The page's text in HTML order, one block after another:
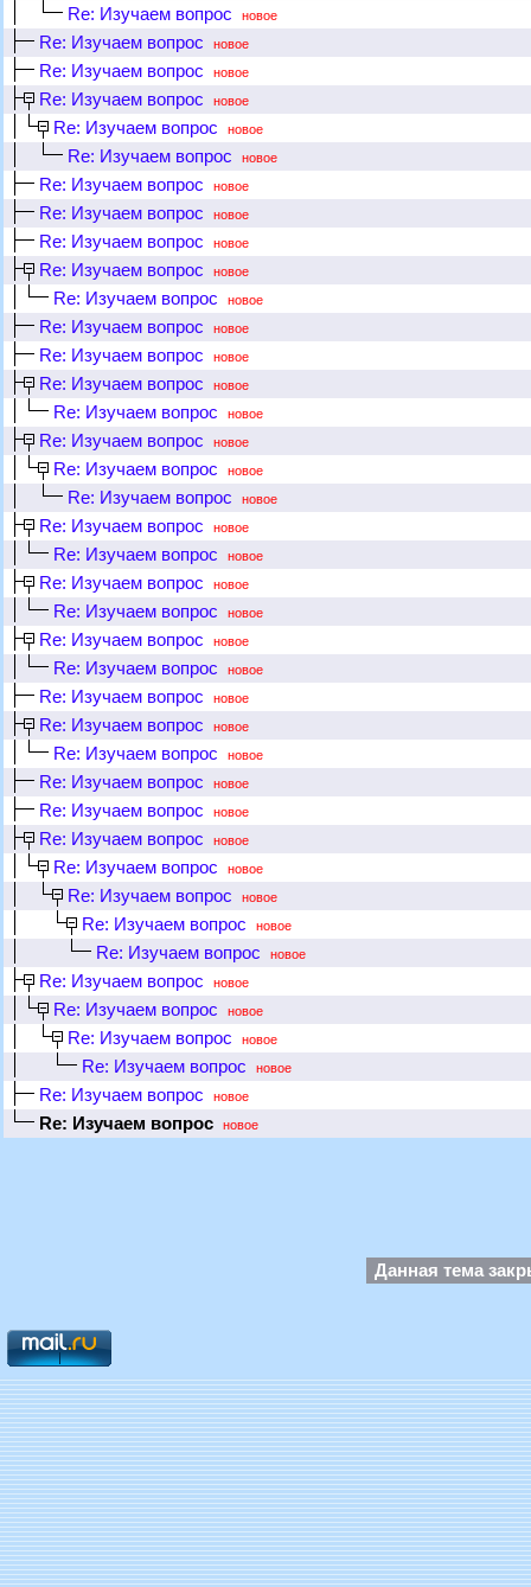
Re: Изучаем вопрос новое
Re: Изучаем вопрос новое
Re: Изучаем вопрос новое
Re: Изучаем вопрос новое
Re: Изучаем вопрос новое
Re: Изучаем вопрос новое
Re: Изучаем вопрос новое
Re: Изучаем вопрос новое
Re: Изучаем вопрос новое
Re: Изучаем вопрос новое
Re: Изучаем вопрос новое
Re: Изучаем вопрос новое
Re: Изучаем вопрос новое
Re: Изучаем вопрос новое
Re: Изучаем вопрос новое
Re: Изучаем вопрос новое
Re: Изучаем вопрос новое
Re: Изучаем вопрос новое
Re: Изучаем вопрос новое
Re: Изучаем вопрос новое
Re: Изучаем вопрос новое
Re: Изучаем вопрос новое
Re: Изучаем вопрос новое
Re: Изучаем вопрос новое
Re: Изучаем вопрос новое
Re: Изучаем вопрос новое
Re: Изучаем вопрос новое
Re: Изучаем вопрос новое
Re: Изучаем вопрос новое
Re: Изучаем вопрос новое
Re: Изучаем вопрос новое
Re: Изучаем вопрос новое
Re: Изучаем вопрос новое
Re: Изучаем вопрос новое
Re: Изучаем вопрос новое
Re: Изучаем вопрос новое
Re: Изучаем вопрос новое
Re: Изучаем вопрос новое
Re: Изучаем вопрос новое
Re: Изучаем вопрос новое
Данная тема